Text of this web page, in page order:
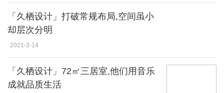
「久栖设计」打破常规布局,空间虽小
却层次分明
2021-3-14
「久栖设计」72㎡三居室,他们用音乐
成就品质生活